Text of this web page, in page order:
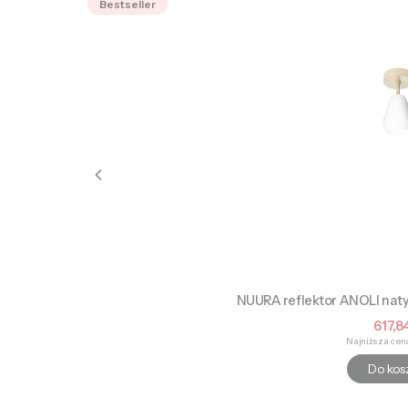
Bestseller
NUURA reflektor ANOLI
Cena
Najniższa
Do